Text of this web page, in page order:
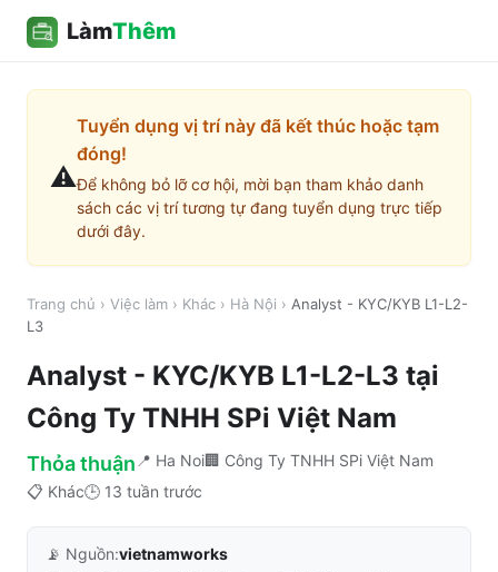
LàmThêm
⚠️
Tuyển dụng vị trí này đã kết thúc hoặc tạm
đóng!
Để không bỏ lỡ cơ hội, mời bạn tham khảo danh
sách các vị trí tương tự đang tuyển dụng trực tiếp
dưới đây.
Trang chủ › Việc làm › Khác › Hà Nội › Analyst - KYC/KYB L1-L2-
L3
Analyst - KYC/KYB L1-L2-L3 tại
Công Ty TNHH SPi Việt Nam
Thỏa thuận 📍 Ha Noi🏢 Công Ty TNHH SPi Việt Nam
📋 Khác🕒 13 tuần trước
📡 Nguồn:vietnamworks